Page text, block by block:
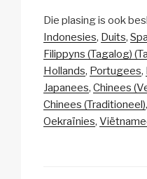
p
y
Li
n
k
ail c
e
b
o
o
Die plasing is ook
Indonesies Duits
Filippyns (Tagalog)
Hollands Portugees
Japanees Chinees
Chinees (Traditioneel)
Oekraïnies